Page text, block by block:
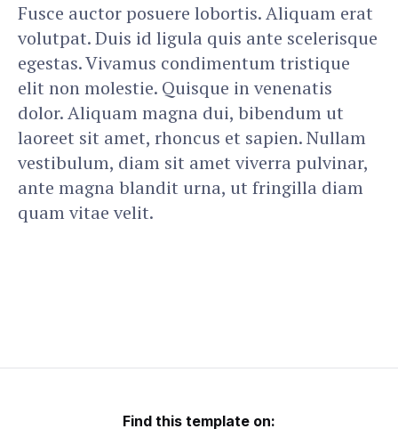
Fusce auctor posuere lobortis. Aliquam erat
volutpat. Duis id ligula quis ante scelerisque
egestas. Vivamus condimentum tristique
elit non molestie. Quisque in venenatis
dolor. Aliquam magna dui, bibendum ut
laoreet sit amet, rhoncus et sapien. Nullam
vestibulum, diam sit amet viverra pulvinar,
ante magna blandit urna, ut fringilla diam
quam vitae velit.
Find this template on: